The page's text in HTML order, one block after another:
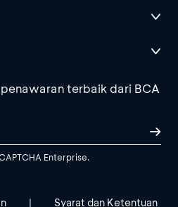
terbaik dari BCA
Enterprise.
| Syarat dan Ketentuan